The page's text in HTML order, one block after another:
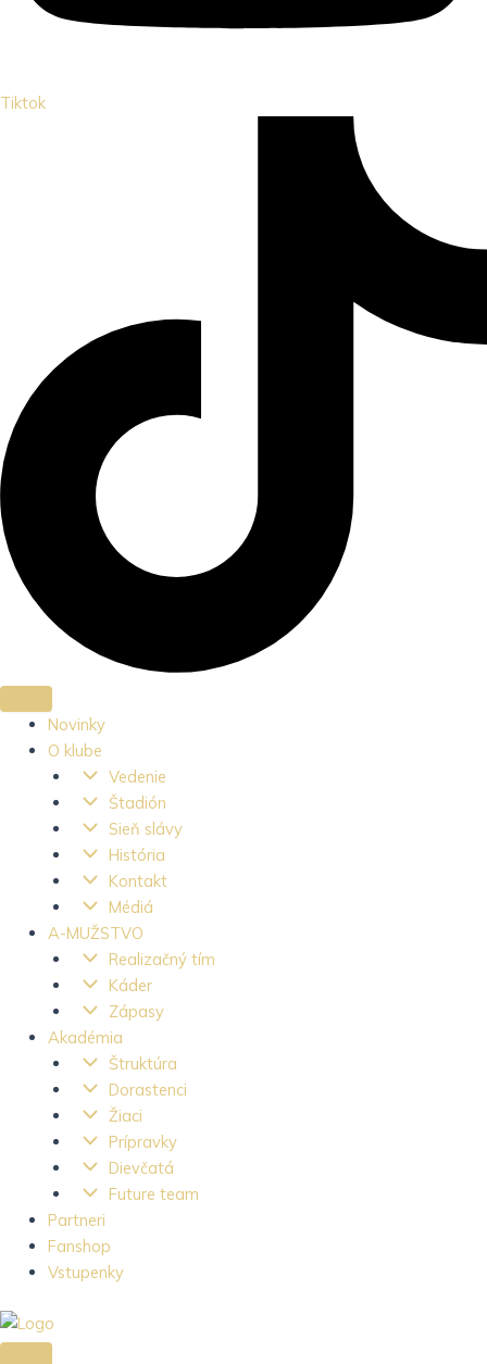
Tiktok
Novinky
O klube
Vedenie
Štadión
Sieň slávy
História
Kontakt
Médiá
A-MUŽSTVO
Realizačný tím
Káder
Zápasy
Akadémia
Štruktúra
Dorastenci
Žiaci
Prípravky
Dievčatá
Future team
Partneri
Fanshop
Vstupenky